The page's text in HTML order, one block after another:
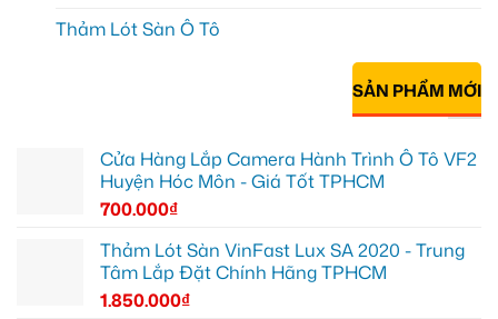
Thảm Lót Sàn Ô Tô
SẢN PHẨM MỚI
Cửa Hàng Lắp Camera Hành Trình Ô Tô VF2
Huyện Hóc Môn - Giá Tốt TPHCM
700.000₫
Thảm Lót Sàn VinFast Lux SA 2020 - Trung
Tâm Lắp Đặt Chính Hãng TPHCM
1.850.000₫